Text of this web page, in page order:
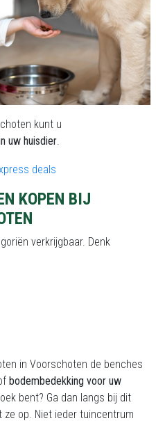
kunt u
uw huisdier.
KOPEN BIJ
verkrijgbaar. Denk
in Voorschoten de benches
bodembedekking voor uw
bent? Ga dan langs bij dit
op. Niet ieder tuincentrum